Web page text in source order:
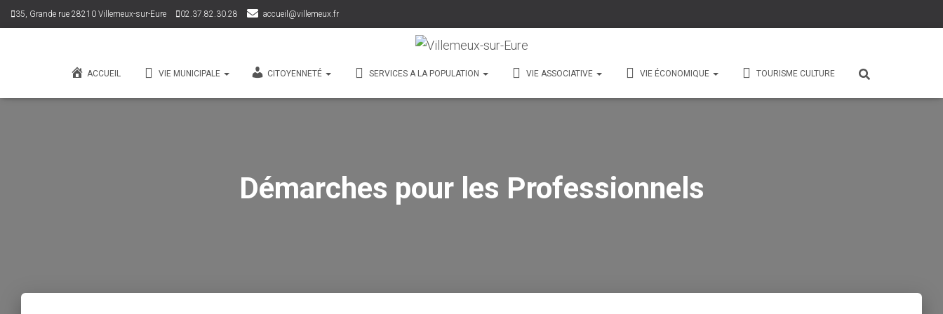
35, Grande rue 28210 Villemeux-sur-Eure 02.37.82.30.28 accueil@villemeux.fr
ACCUEIL VIE MUNICIPALE CITOYENNETÉ SERVICES A LA POPULATION VIE ASSOCIATIVE VIE ÉCONOMIQUE TOURISME CULTURE
Démarches pour les Professionnels